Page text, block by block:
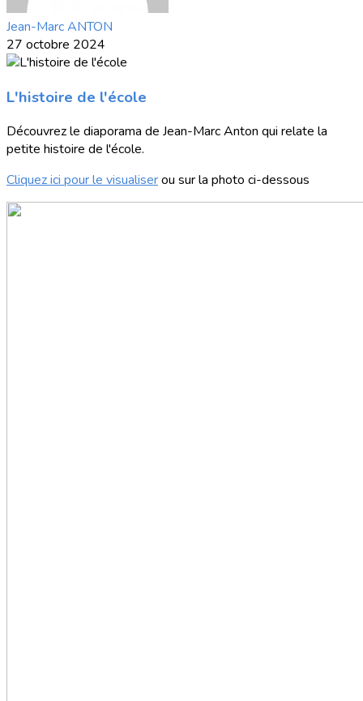
Jean-Marc ANTON
27 octobre 2024
L'histoire de l'école
Découvrez le diaporama de Jean-Marc Anton qui relate la
petite histoire de l'école.
Cliquez ici pour le visualiserou sur la photo ci-dessous